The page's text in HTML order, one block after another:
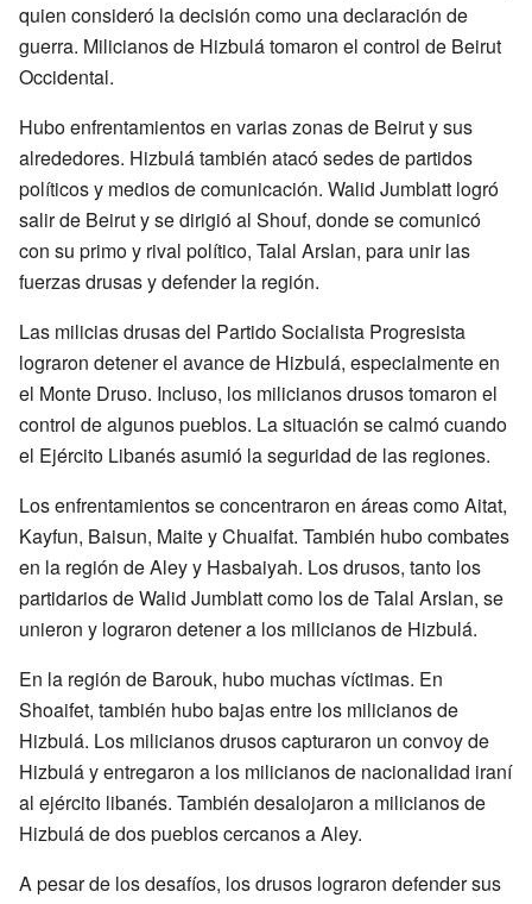
quien consideró la decisión como una declaración de
guerra. Milicianos de Hizbulá tomaron el control de Beirut
Occidental.
Hubo enfrentamientos en varias zonas de Beirut y sus
alrededores. Hizbulá también atacó sedes de partidos
políticos y medios de comunicación. Walid Jumblatt logró
salir de Beirut y se dirigió al Shouf, donde se comunicó
con su primo y rival político, Talal Arslan, para unir las
fuerzas drusas y defender la región.
Las milicias drusas del Partido Socialista Progresista
lograron detener el avance de Hizbulá, especialmente en
el Monte Druso. Incluso, los milicianos drusos tomaron el
control de algunos pueblos. La situación se calmó cuando
el Ejército Libanés asumió la seguridad de las regiones.
Los enfrentamientos se concentraron en áreas como Aitat,
Kayfun, Baisun, Maite y Chuaifat. También hubo combates
en la región de Aley y Hasbaiyah. Los drusos, tanto los
partidarios de Walid Jumblatt como los de Talal Arslan, se
unieron y lograron detener a los milicianos de Hizbulá.
En la región de Barouk, hubo muchas víctimas. En
Shoaifet, también hubo bajas entre los milicianos de
Hizbulá. Los milicianos drusos capturaron un convoy de
Hizbulá y entregaron a los milicianos de nacionalidad iraní
al ejército libanés. También desalojaron a milicianos de
Hizbulá de dos pueblos cercanos a Aley.
A pesar de los desafíos, los drusos lograron defender sus